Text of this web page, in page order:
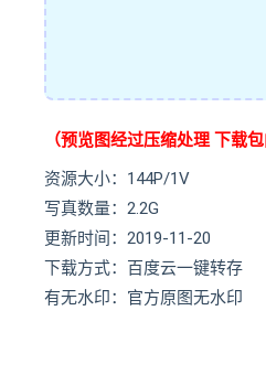
（预览图经过压缩处理 下载包
资源大小：144P/1V
写真数量：2.2G
更新时间：2019-11-20
下载方式：百度云一键转存
有无水印：官方原图无水印